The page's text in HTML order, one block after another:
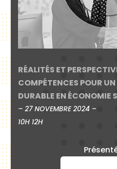
RÉALITÉS ET
COMPÉTENCES POUR
DURABLE EN ÉCONOMIE
– 27 NOVEMBRE 2024 –
10H 12H